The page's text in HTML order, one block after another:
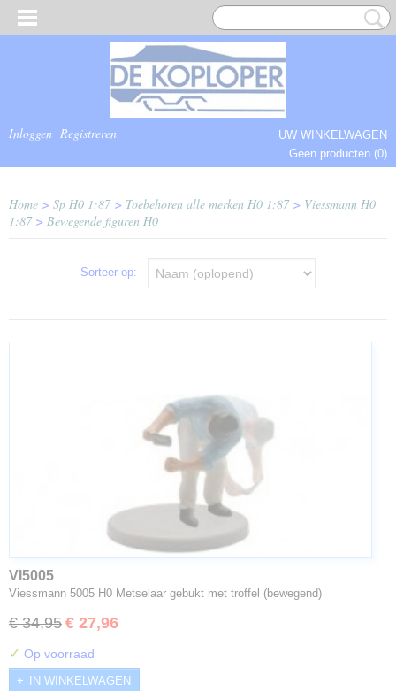
Inloggen Registreren
UW WINKELWAGEN
Geen producten (0)
Home > Sp H0 1:87> Toebehoren alle merken H0 1:87> Viessmann H0
1:87> Bewegende figuren H0
Sorteer op:
VI5005
Viessmann 5005 H0 Metselaar gebukt met troffel (bewegend)
€ 34,95 € 27,96
✓ Op voorraad
IN WINKELWAGEN